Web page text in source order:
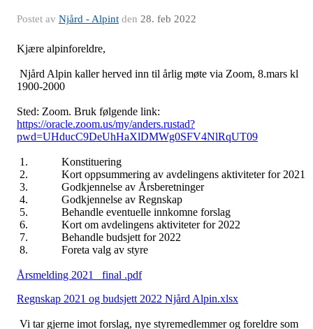
Postet av Njård - Alpint den 28. feb 2022
Kjære alpinforeldre,
Njård Alpin kaller herved inn til årlig møte via Zoom, 8.mars kl
1900-2000
Sted: Zoom. Bruk følgende link:
https://oracle.zoom.us/my/anders.rustad?
pwd=UHducC9DeUhHaXlDMWg0SFV4NlRqUT09
1. Konstituering
2. Kort oppsummering av avdelingens aktiviteter for 2021
3. Godkjennelse av Årsberetninger
4. Godkjennelse av Regnskap
5. Behandle eventuelle innkomne forslag
6. Kort om avdelingens aktiviteter for 2022
7. Behandle budsjett for 2022
8. Foreta valg av styre
Årsmelding 2021_ final .pdf
Regnskap 2021 og budsjett 2022 Njård Alpin.xlsx
Vi tar gjerne imot forslag, nye styremedlemmer og foreldre som